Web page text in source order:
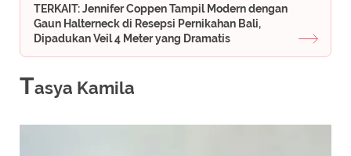
TERKAIT: Jennifer Coppen Tampil Modern dengan
Gaun Halterneck di Resepsi Pernikahan Bali,
Dipadukan Veil 4 Meter yang Dramatis
Tasya Kamila